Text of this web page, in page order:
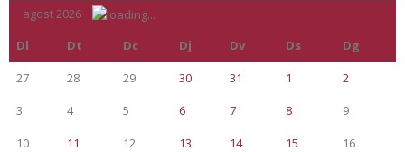
agost 2026
Dl
Dt Dc Dj Dv Ds
Dg
27
28 29 30 31 1
2
3
4 5 6 7 8
9
10
11 12 13 14 15
16